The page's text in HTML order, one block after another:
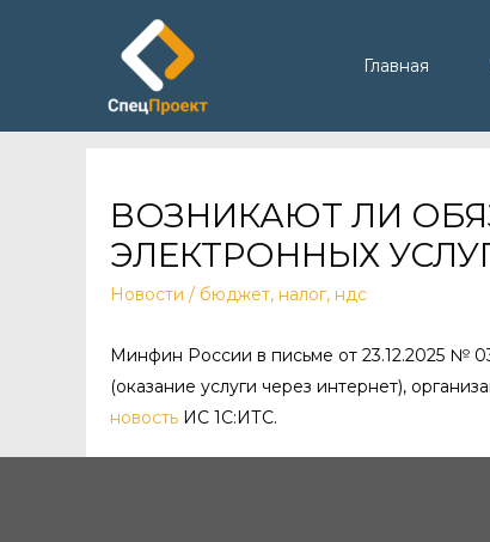
Главная
ВОЗНИКАЮТ ЛИ
ЭЛЕКТРОННЫХ
Новости / бюджет, налог, ндс
Минфин России в письме от 23.12.2025 №
(оказание услуги через интернет),
новость ИС 1С:ИТС.